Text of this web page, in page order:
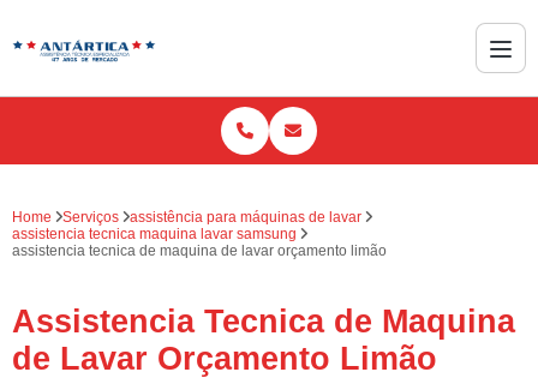
Home Serviços
assistência para máquinas de lavar
assistencia tecnica maquina lavar samsung
assistencia tecnica de maquina de lavar orçamento limão
Assistencia Tecnica de Maquina
de Lavar Orçamento Limão